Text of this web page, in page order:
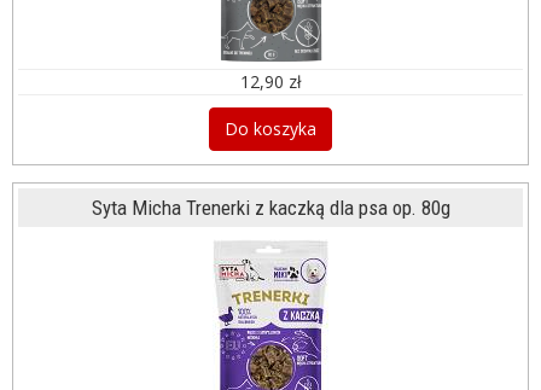
12,90 zł
Do koszyka
Syta Micha Trenerki z kaczką dla psa op. 80g